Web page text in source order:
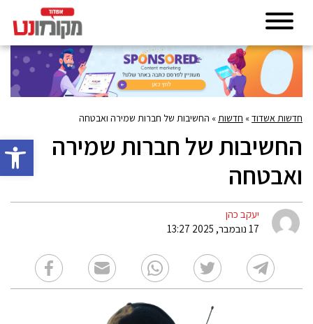
פתח
חדשות אשדוד» חדשות» החשיבות של חברות שמירה ואבטחה
החשיבות של חברות שמירה
ואבטחה
יעקב כהן
17 נובמבר, 2025 13:27